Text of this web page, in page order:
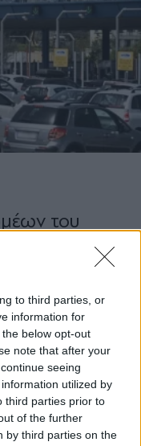
to third parties, or
information for
below opt-out
note that after your
seeing
utilized by
third parties prior to
of the further
by third parties on the
του
από το Κιάτο
διόδια της